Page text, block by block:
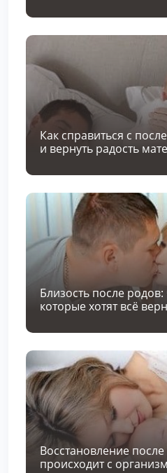
Как справиться с
и вернуть радость
Близость после
которые хотят всё
Восстановление
происходит с